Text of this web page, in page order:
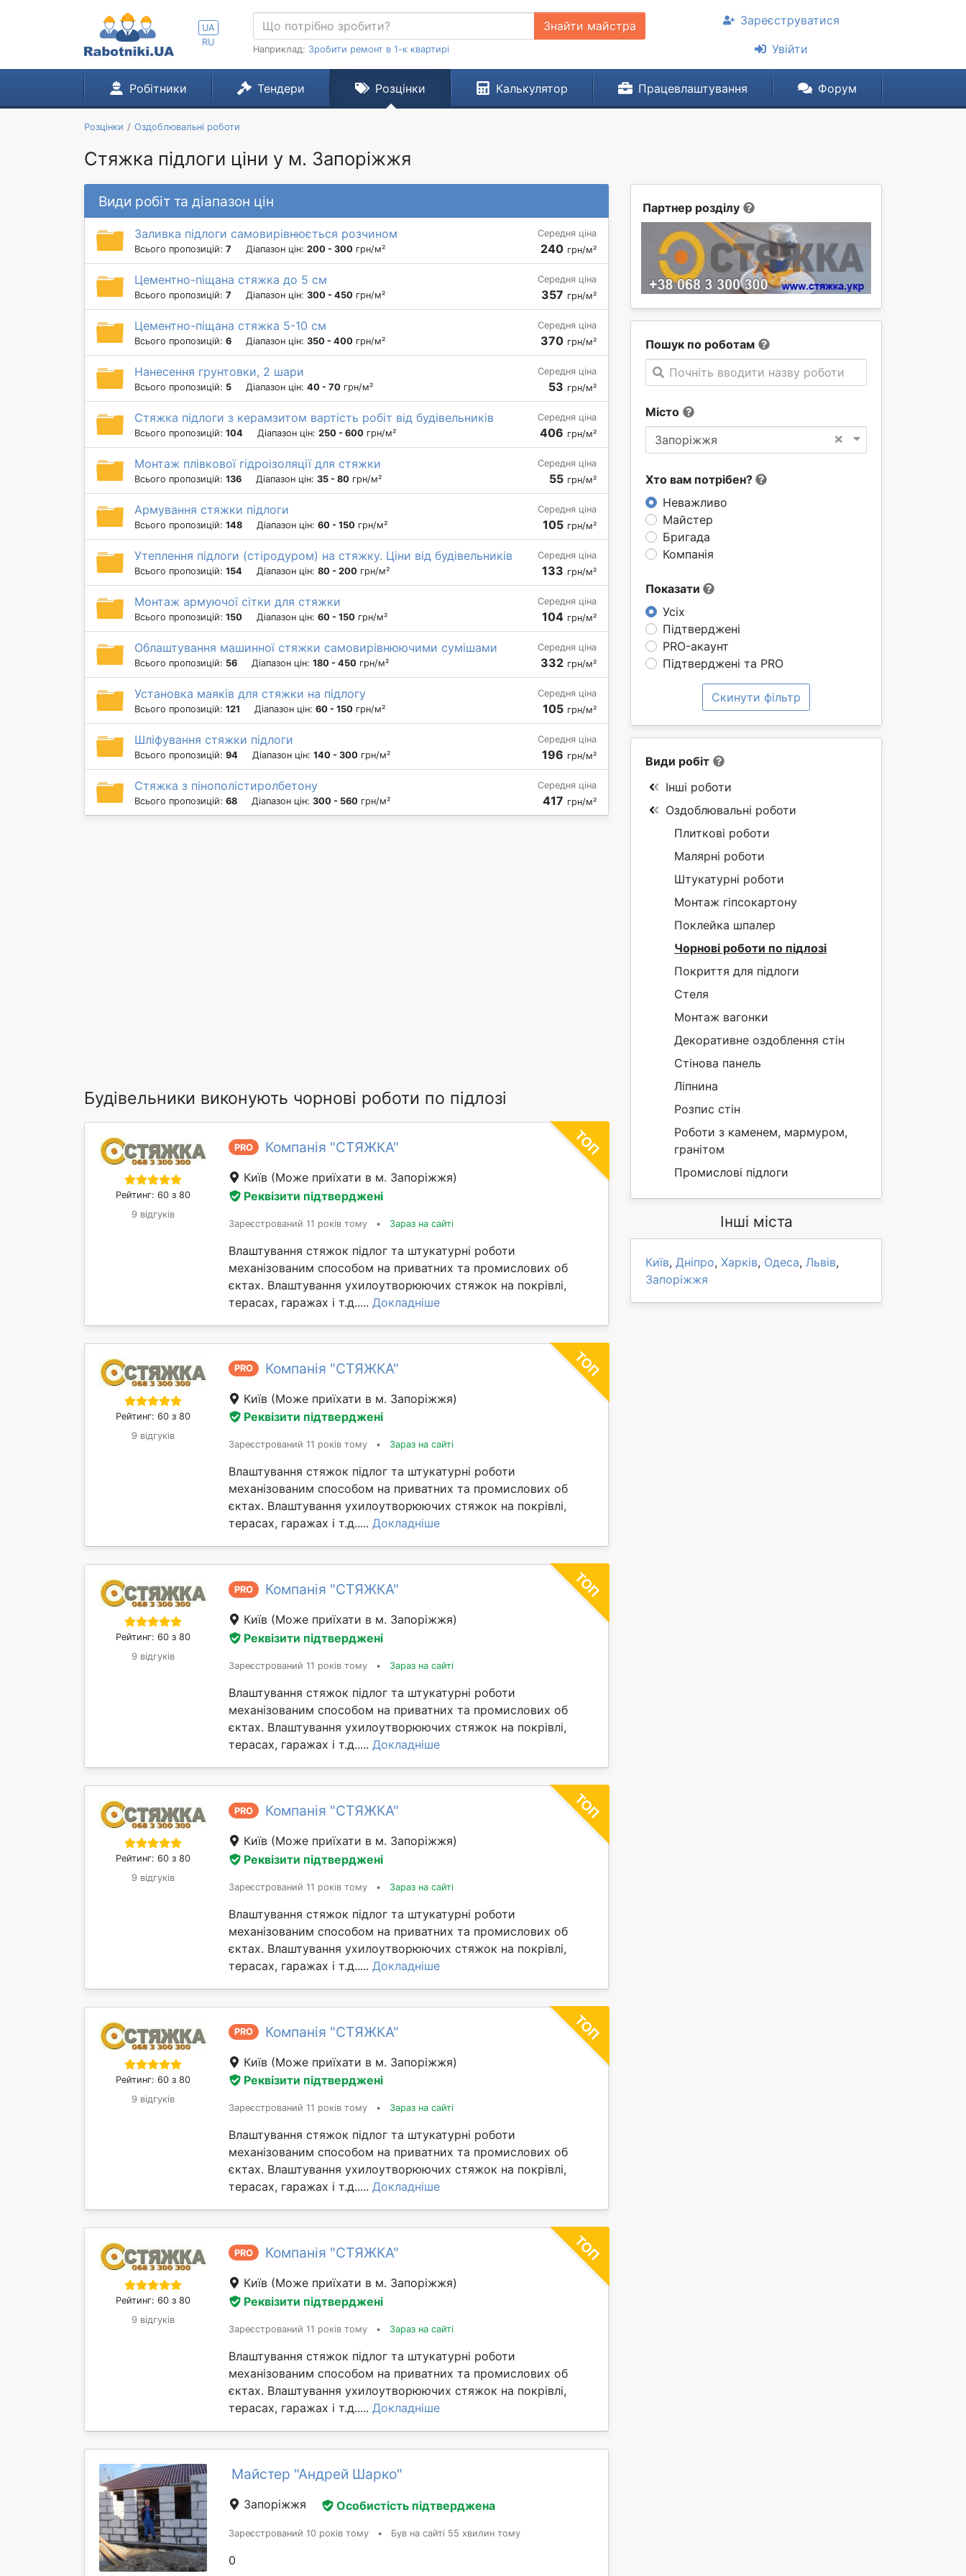
UA
RU
Знайти майстра
Наприклад: Зробити ремонт в 1-к квартирі
Зареєструватися
Увійти
Робітники Тендери Розцінки Калькулятор Працевлаштування Форум
Розцінки Оздоблювальні роботи
Стяжка підлоги ціни у м. Запоріжжя
Партнер розділу
Пошук по роботам
Почніть вводити назву роботи
Місто
×
Запоріжжя
Хто вам потрібен?
Неважливо
Майстер
Бригада
Компанія
Показати
Усіх
Підтверджені
PRO-акаунт
Підтверджені та PRO
Скинути фільтр
Види робіт та діапазон цін
Заливка підлоги самовирівнюється розчином
Всього пропозицій: 7 Діапазон цін: 200 - 300 грн/м²
Середня ціна
240 грн/м²
Цементно-піщана стяжка до 5 см
Всього пропозицій: 7 Діапазон цін: 300 - 450 грн/м²
Середня ціна
357 грн/м²
Цементно-піщана стяжка 5-10 см
Всього пропозицій: 6 Діапазон цін: 350 - 400 грн/м²
Середня ціна
370 грн/м²
Нанесення грунтовки, 2 шари
Всього пропозицій: 5 Діапазон цін: 40 - 70 грн/м²
Середня ціна
53 грн/м²
Стяжка підлоги з керамзитом вартість робіт від будівельників
Всього пропозицій: 104 Діапазон цін: 250 - 600 грн/м²
Середня ціна
406 грн/м²
Монтаж плівкової гідроізоляції для стяжки
Всього пропозицій: 136 Діапазон цін: 35 - 80 грн/м²
Середня ціна
55 грн/м²
Армування стяжки підлоги
Всього пропозицій: 148 Діапазон цін: 60 - 150 грн/м²
Середня ціна
105 грн/м²
Утеплення підлоги (стіродуром) на стяжку. Ціни від будівельників
Всього пропозицій: 154 Діапазон цін: 80 - 200 грн/м²
Середня ціна
133 грн/м²
Монтаж армуючої сітки для стяжки
Всього пропозицій: 150 Діапазон цін: 60 - 150 грн/м²
Середня ціна
104 грн/м²
Облаштування машинної стяжки самовирівнюючими сумішами
Всього пропозицій: 56 Діапазон цін: 180 - 450 грн/м²
Середня ціна
332 грн/м²
Установка маяків для стяжки на підлогу
Всього пропозицій: 121 Діапазон цін: 60 - 150 грн/м²
Середня ціна
105 грн/м²
Шліфування стяжки підлоги
Всього пропозицій: 94 Діапазон цін: 140 - 300 грн/м²
Середня ціна
196 грн/м²
Стяжка з пінополістиролбетону
Всього пропозицій: 68 Діапазон цін: 300 - 560 грн/м²
Середня ціна
417 грн/м²
Будівельники виконують чорнові роботи по підлозі
Рейтинг: 60 з 80
9 відгуків
PRO Компанія "СТЯЖКА"
Київ (Може приїхати в м. Запоріжжя)
Реквізити підтверджені
Зареєстрований 11 років тому • Зараз на сайті
Влаштування стяжок підлог та штукатурні роботи
механізованим способом на приватних та промислових об
єктах. Влаштування ухилоутворюючих стяжок на покрівлі,
терасах, гаражах і т.д..... Докладніше
Рейтинг: 60 з 80
9 відгуків
PRO Компанія "СТЯЖКА"
Київ (Може приїхати в м. Запоріжжя)
Реквізити підтверджені
Зареєстрований 11 років тому • Зараз на сайті
Влаштування стяжок підлог та штукатурні роботи
механізованим способом на приватних та промислових об
єктах. Влаштування ухилоутворюючих стяжок на покрівлі,
терасах, гаражах і т.д..... Докладніше
Рейтинг: 60 з 80
9 відгуків
PRO Компанія "СТЯЖКА"
Київ (Може приїхати в м. Запоріжжя)
Реквізити підтверджені
Зареєстрований 11 років тому • Зараз на сайті
Влаштування стяжок підлог та штукатурні роботи
механізованим способом на приватних та промислових об
єктах. Влаштування ухилоутворюючих стяжок на покрівлі,
терасах, гаражах і т.д..... Докладніше
Рейтинг: 60 з 80
9 відгуків
PRO Компанія "СТЯЖКА"
Київ (Може приїхати в м. Запоріжжя)
Реквізити підтверджені
Зареєстрований 11 років тому • Зараз на сайті
Влаштування стяжок підлог та штукатурні роботи
механізованим способом на приватних та промислових об
єктах. Влаштування ухилоутворюючих стяжок на покрівлі,
терасах, гаражах і т.д..... Докладніше
Рейтинг: 60 з 80
9 відгуків
PRO Компанія "СТЯЖКА"
Київ (Може приїхати в м. Запоріжжя)
Реквізити підтверджені
Зареєстрований 11 років тому • Зараз на сайті
Влаштування стяжок підлог та штукатурні роботи
механізованим способом на приватних та промислових об
єктах. Влаштування ухилоутворюючих стяжок на покрівлі,
терасах, гаражах і т.д..... Докладніше
Рейтинг: 60 з 80
9 відгуків
PRO Компанія "СТЯЖКА"
Київ (Може приїхати в м. Запоріжжя)
Реквізити підтверджені
Зареєстрований 11 років тому • Зараз на сайті
Влаштування стяжок підлог та штукатурні роботи
механізованим способом на приватних та промислових об
єктах. Влаштування ухилоутворюючих стяжок на покрівлі,
терасах, гаражах і т.д..... Докладніше
Майстер "Андрей Шарко"
Запоріжжя Особистість підтверджена
Зареєстрований 10 років тому • Був на сайті 55 хвилин тому
0
Види робіт
Інші роботи
Оздоблювальні роботи
Плиткові роботи
Малярні роботи
Штукатурні роботи
Монтаж гіпсокартону
Поклейка шпалер
Чорнові роботи по підлозі
Покриття для підлоги
Стеля
Монтаж вагонки
Декоративне оздоблення стін
Стінова панель
Ліпнина
Розпис стін
Роботи з каменем, мармуром,
гранітом
Промислові підлоги
Інші міста
Київ, Дніпро, Харків, Одеса, Львів,
Запоріжжя